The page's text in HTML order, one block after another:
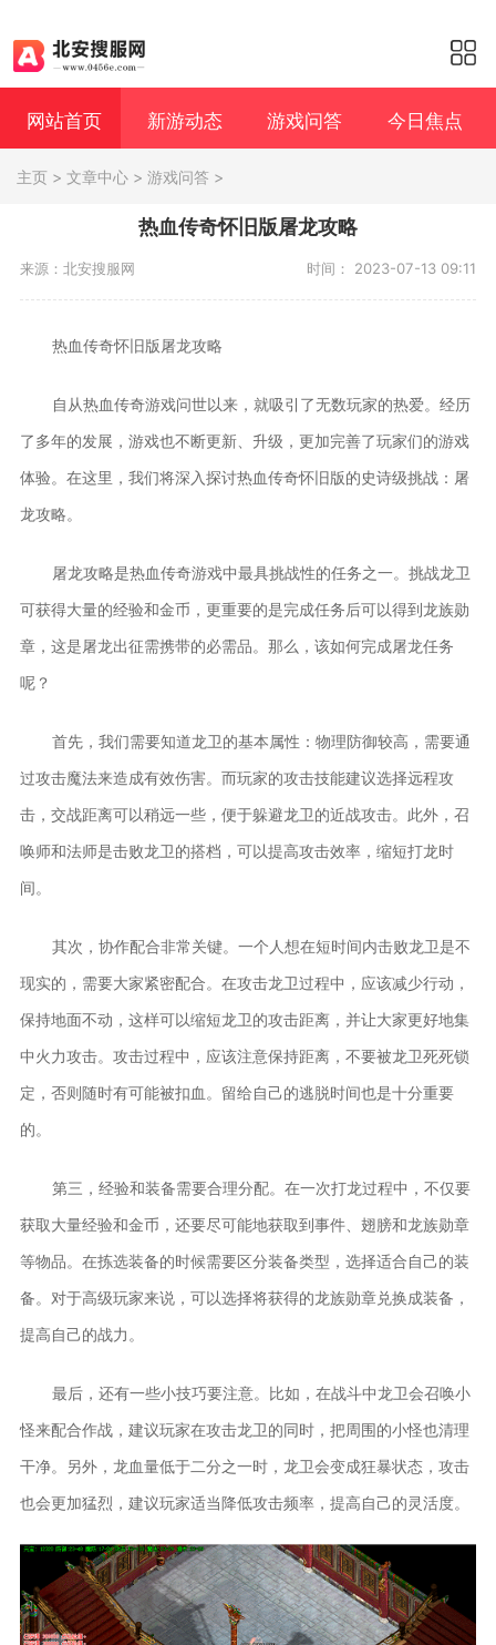
网站首页 新游动态 游戏问答 今日焦点
主页 > 文章中心 > 游戏问答 >
热血传奇怀旧版屠龙攻略
来源：北安搜服网 时间： 2023-07-13 09:11
热血传奇怀旧版屠龙攻略
自从热血传奇游戏问世以来，就吸引了无数玩家的热爱。经历
了多年的发展，游戏也不断更新、升级，更加完善了玩家们的游戏
体验。在这里，我们将深入探讨热血传奇怀旧版的史诗级挑战：屠
龙攻略。
屠龙攻略是热血传奇游戏中最具挑战性的任务之一。挑战龙卫
可获得大量的经验和金币，更重要的是完成任务后可以得到龙族勋
章，这是屠龙出征需携带的必需品。那么，该如何完成屠龙任务
呢？
首先，我们需要知道龙卫的基本属性：物理防御较高，需要通
过攻击魔法来造成有效伤害。而玩家的攻击技能建议选择远程攻
击，交战距离可以稍远一些，便于躲避龙卫的近战攻击。此外，召
唤师和法师是击败龙卫的搭档，可以提高攻击效率，缩短打龙时
间。
其次，协作配合非常关键。一个人想在短时间内击败龙卫是不
现实的，需要大家紧密配合。在攻击龙卫过程中，应该减少行动，
保持地面不动，这样可以缩短龙卫的攻击距离，并让大家更好地集
中火力攻击。攻击过程中，应该注意保持距离，不要被龙卫死死锁
定，否则随时有可能被扣血。留给自己的逃脱时间也是十分重要
的。
第三，经验和装备需要合理分配。在一次打龙过程中，不仅要
获取大量经验和金币，还要尽可能地获取到事件、翅膀和龙族勋章
等物品。在拣选装备的时候需要区分装备类型，选择适合自己的装
备。对于高级玩家来说，可以选择将获得的龙族勋章兑换成装备，
提高自己的战力。
最后，还有一些小技巧要注意。比如，在战斗中龙卫会召唤小
怪来配合作战，建议玩家在攻击龙卫的同时，把周围的小怪也清理
干净。另外，龙血量低于二分之一时，龙卫会变成狂暴状态，攻击
也会更加猛烈，建议玩家适当降低攻击频率，提高自己的灵活度。